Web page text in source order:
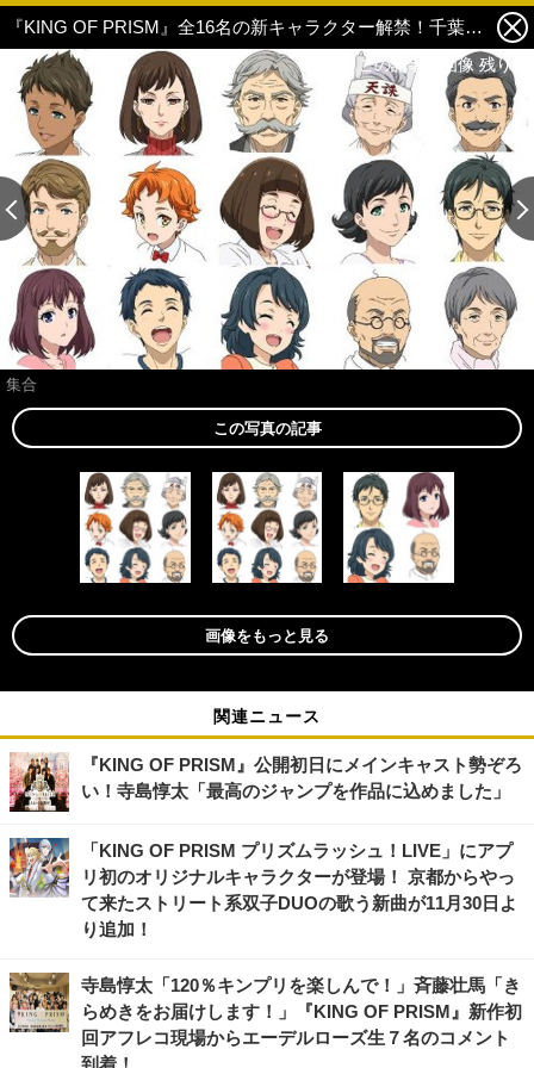
『KING OF PRISM』全16名の新キャラクター解禁！千葉繁、南條愛乃、茶風林らの出演が決定 1枚目の写真・画像
集合
この記事の画像 残り2
この写真の記事
画像をもっと見る
関連ニュース
『KING OF PRISM』公開初日にメインキャスト勢ぞろ
い！寺島惇太「最高のジャンプを作品に込めました」
「KING OF PRISM プリズムラッシュ！LIVE」にアプ
リ初のオリジナルキャラクターが登場！ 京都からやっ
て来たストリート系双子DUOの歌う新曲が11月30日よ
り追加！
寺島惇太「120％キンプリを楽しんで！」斉藤壮馬「き
らめきをお届けします！」『KING OF PRISM』新作初
回アフレコ現場からエーデルローズ生７名のコメント
この記事の画像 残り2